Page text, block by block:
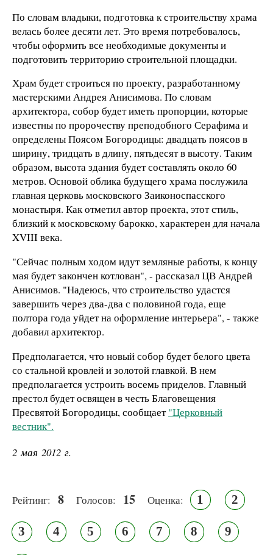
По словам владыки, подготовка к строительству храма
велась более десяти лет. Это время потребовалось,
чтобы оформить все необходимые документы и
подготовить территорию строительной площадки.
Храм будет строиться по проекту, разработанному
мастерскими Андрея Анисимова. По словам
архитектора, собор будет иметь пропорции, которые
известны по пророчеству преподобного Серафима и
определены Поясом Богородицы: двадцать поясов в
ширину, тридцать в длину, пятьдесят в высоту. Таким
образом, высота здания будет составлять около 60
метров. Основой облика будущего храма послужила
главная церковь московского Заиконоспасского
монастыря. Как отметил автор проекта, этот стиль,
близкий к московскому барокко, характерен для начала
XVIII века.
"Сейчас полным ходом идут земляные работы, к концу
мая будет закончен котлован", - рассказал ЦВ Андрей
Анисимов. "Надеюсь, что строительство удастся
завершить через два-два с половиной года, еще
полтора года уйдет на оформление интерьера", - также
добавил архитектор.
Предполагается, что новый собор будет белого цвета
со стальной кровлей и золотой главкой. В нем
предполагается устроить восемь приделов. Главный
престол будет освящен в честь Благовещения
Пресвятой Богородицы, сообщает"Церковный
вестник".
2 мая 2012 г.
Рейтинг: 8 Голосов: 15 Оценка: 1 2
3 4 5 6 7 8 9